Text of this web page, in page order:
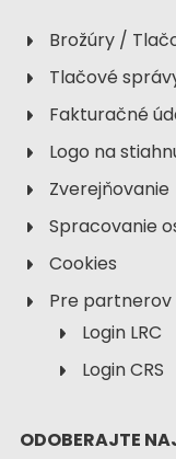
ubytovanie
Brožúry /
Tlačové
Fakturačné
Logo na
Zverejňovanie
Spracovanie
Cookies
Pre partnerov
Login LRC
Login CRS
ODOBERAJTE